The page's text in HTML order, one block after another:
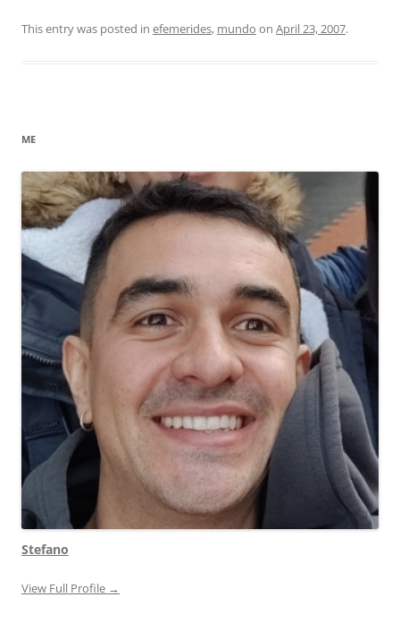
This entry was posted in efemerides, mundo on April 23, 2007.
ME
Stefano
View Full Profile →